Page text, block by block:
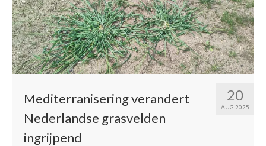
20
AUG 2025
Mediterranisering verandert
Nederlandse grasvelden
ingrijpend